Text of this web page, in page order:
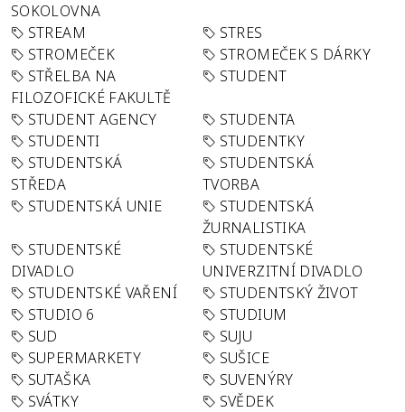
SOKOLOVNA
STREAM
STRES
STROMEČEK
STROMEČEK S DÁRKY
STŘELBA NA
FILOZOFICKÉ FAKULTĚ
STUDENT
STUDENT AGENCY
STUDENTA
STUDENTI
STUDENTKY
STUDENTSKÁ
STŘEDA
STUDENTSKÁ
TVORBA
STUDENTSKÁ UNIE
STUDENTSKÁ
ŽURNALISTIKA
STUDENTSKÉ
DIVADLO
STUDENTSKÉ
UNIVERZITNÍ DIVADLO
STUDENTSKÉ VAŘENÍ
STUDENTSKÝ ŽIVOT
STUDIO 6
STUDIUM
SUD
SUJU
SUPERMARKETY
SUŠICE
SUTAŠKA
SUVENÝRY
SVÁTKY
SVĚDEK